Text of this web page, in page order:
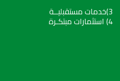
3)خدمات مستقبليــة
4) استثمارات مبتكـرة